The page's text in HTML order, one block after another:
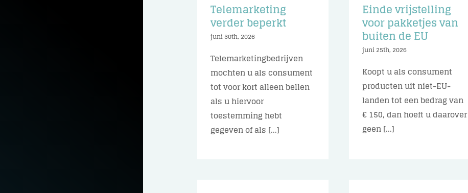
Telemarketing
verder beperkt
juni 30th, 2026
Telemarketingbedrijven
mochten u als consument
tot voor kort alleen bellen
als u hiervoor
toestemming hebt
gegeven of als [...]
Einde vrijstelling
voor pakketjes van
buiten de EU
juni 25th, 2026
Koopt u als consument
producten uit niet-EU-
landen tot een bedrag van
€ 150, dan hoeft u daarover
geen [...]